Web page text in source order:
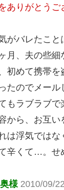
ありがとうご
がバレたこと
月、夫の些細
初めて携帯を
たのでメール
もラブラブで
から、お互い
は浮気では
辛くて…。せ
様 2010/09/